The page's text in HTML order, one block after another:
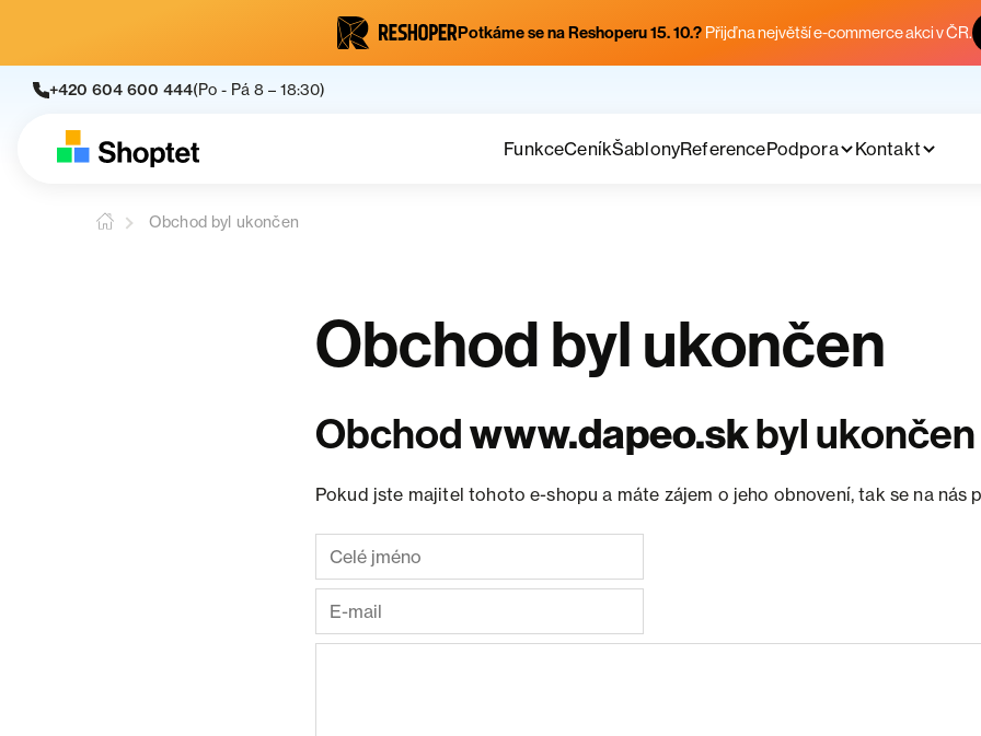
Potkáme se na Reshoperu 15. 10.? Přijď na největší e-commerce akci v ČR.
+420 604 600 444(Po - Pá 8 – 18:30)
FunkceCeníkŠablonyReferencePodpora Kontakt
Obchod byl ukončen
Obchod byl ukončen
Obchodwww.dapeo.skbyl ukončen
Pokud jste majitel tohoto e-shopu a máte zájem o jeho obnovení, tak se na nás